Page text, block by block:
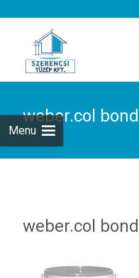
Menu
weber.col
weber.col